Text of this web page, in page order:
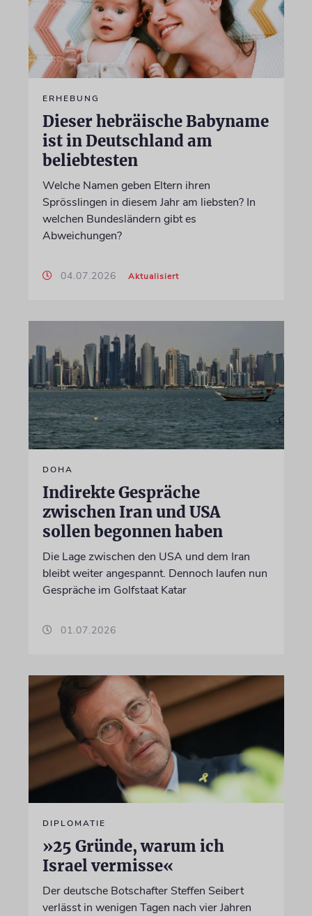
ERHEBUNG
Dieser hebräische Babyname
ist in Deutschland am
beliebtesten
Welche Namen geben Eltern ihren
Sprösslingen in diesem Jahr am liebsten? In
welchen Bundesländern gibt es
Abweichungen?
04.07.2026 Aktualisiert
DOHA
Indirekte Gespräche
zwischen Iran und USA
sollen begonnen haben
Die Lage zwischen den USA und dem Iran
bleibt weiter angespannt. Dennoch laufen nun
Gespräche im Golfstaat Katar
01.07.2026
DIPLOMATIE
»25 Gründe, warum ich
Israel vermisse«
Der deutsche Botschafter Steffen Seibert
verlässt in wenigen Tagen nach vier Jahren